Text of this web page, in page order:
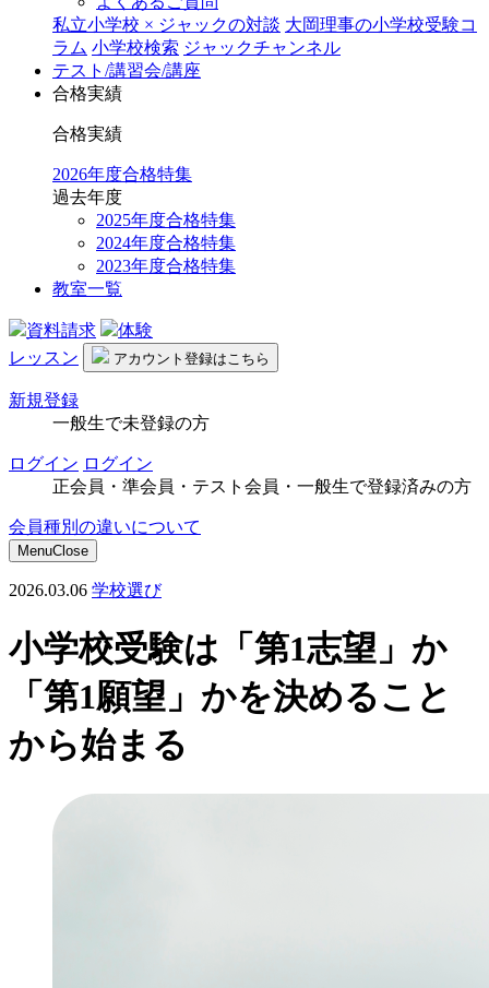
私立小学校 × ジャックの対談 大岡理事の小学校受験コ
ラム 小学校検索 ジャックチャンネル
テスト/講習会/講座
合格実績
合格実績
2026年度合格特集
過去年度
2025年度合格特集
2024年度合格特集
2023年度合格特集
教室一覧
資料請求
体験
レッスン
アカウント 登録はこちら
新規登録
一般生で未登録の方
ログイン ログイン
正会員・準会員・テスト会員・一般生で登録済みの方
会員種別の違いについて
MenuClose
2026.03.06 学校選び
小学校受験は「第1志望」か
「第1願望」かを決めること
から始まる